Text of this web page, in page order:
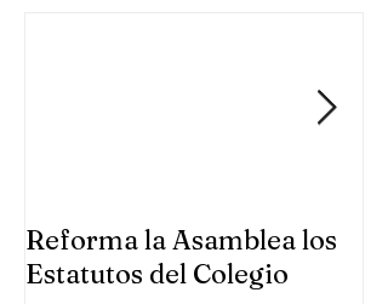
Reforma la Asamblea los
Estatutos del Colegio